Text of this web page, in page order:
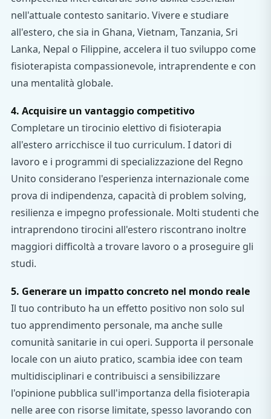
nell'attuale contesto sanitario. Vivere e studiare
all'estero, che sia in Ghana, Vietnam, Tanzania, Sri
Lanka, Nepal o Filippine, accelera il tuo sviluppo come
fisioterapista compassionevole, intraprendente e con
una mentalità globale.
4. Acquisire un vantaggio competitivo
Completare un tirocinio elettivo di fisioterapia
all'estero arricchisce il tuo curriculum. I datori di
lavoro e i programmi di specializzazione del Regno
Unito considerano l'esperienza internazionale come
prova di indipendenza, capacità di problem solving,
resilienza e impegno professionale. Molti studenti che
intraprendono tirocini all'estero riscontrano inoltre
maggiori difficoltà a trovare lavoro o a proseguire gli
studi.
5. Generare un impatto concreto nel mondo reale
Il tuo contributo ha un effetto positivo non solo sul
tuo apprendimento personale, ma anche sulle
comunità sanitarie in cui operi. Supporta il personale
locale con un aiuto pratico, scambia idee con team
multidisciplinari e contribuisci a sensibilizzare
l'opinione pubblica sull'importanza della fisioterapia
nelle aree con risorse limitate, spesso lavorando con